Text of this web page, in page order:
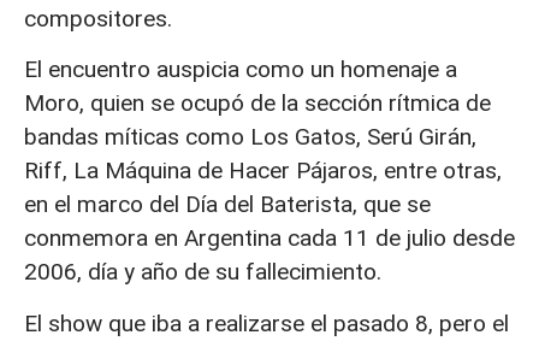
compositores.
El encuentro auspicia como un homenaje a
Moro, quien se ocupó de la sección rítmica de
bandas míticas como Los Gatos, Serú Girán,
Riff, La Máquina de Hacer Pájaros, entre otras,
en el marco del Día del Baterista, que se
conmemora en Argentina cada 11 de julio desde
2006, día y año de su fallecimiento.
El show que iba a realizarse el pasado 8, pero el